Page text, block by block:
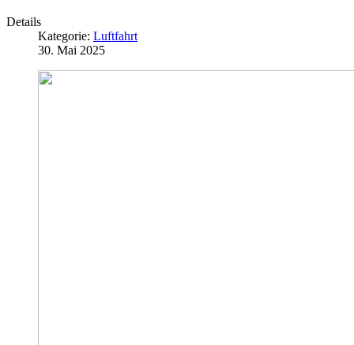
Details
Kategorie: Luftfahrt
30. Mai 2025